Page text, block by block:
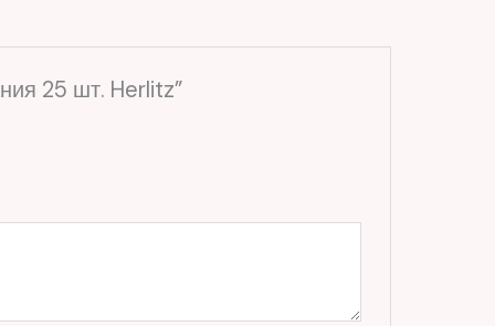
25 шт. Herlitz”